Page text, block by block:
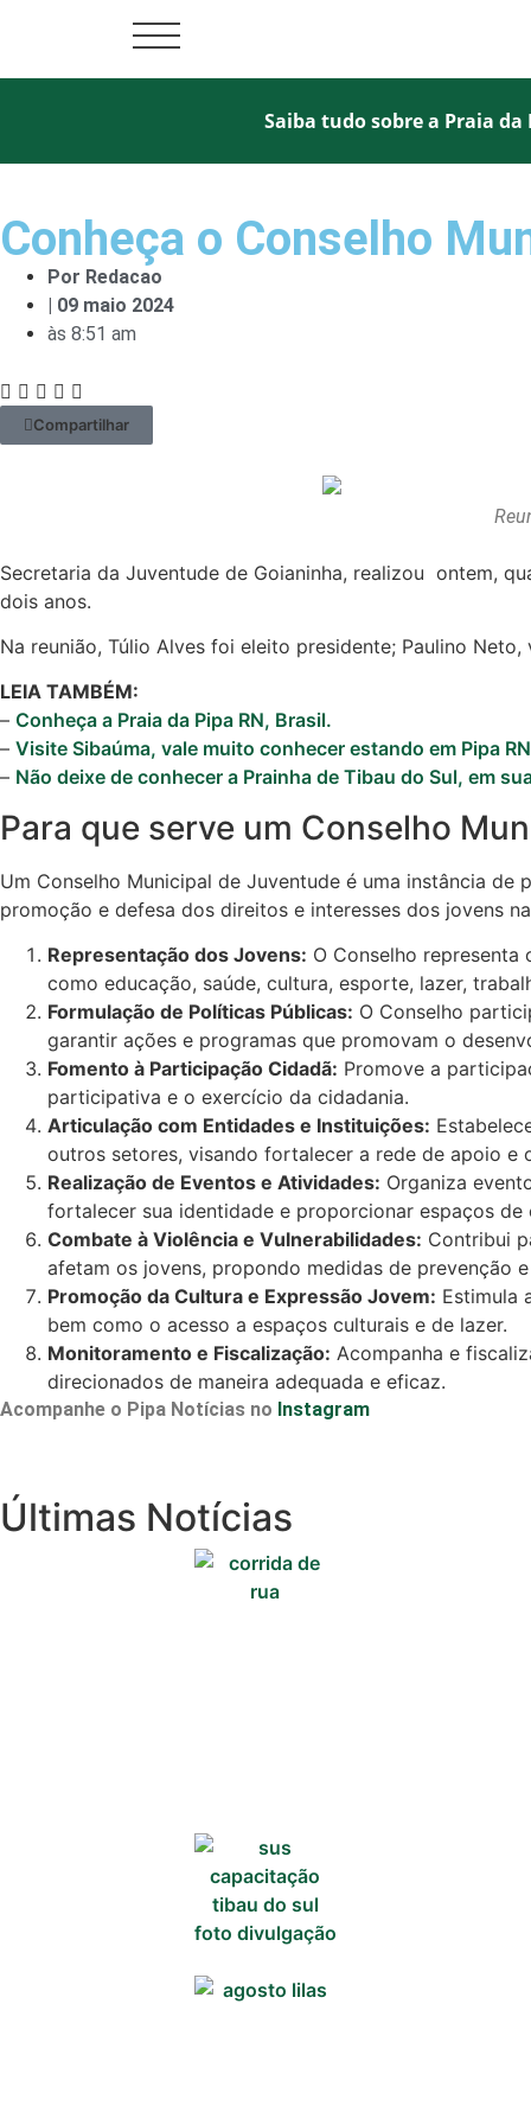
Saiba tudo sobre a Praia da
Conheça o Conselho
Por Redacao
| 09 maio 2024
às 8:51 am
Compartilhar
Secretaria da Juventude de Goianinha, realizou ontem,
dois anos.
Na reunião, Túlio Alves foi eleito presidente; Paulino
LEIA TAMBÉM:
– Conheça a Praia da Pipa RN, Brasil.
– Visite Sibaúma, vale muito conhecer estando em Pipa RN
– Não deixe de conhecer a Prainha de Tibau do Sul, em
Para que serve um Conselho
Um Conselho Municipal de Juventude é uma instância
promoção e defesa dos direitos e interesses dos jovens
Representação dos Jovens: O Conselho representa
como educação, saúde, cultura, esporte, lazer,
Formulação de Políticas Públicas: O Conselho
garantir ações e programas que promovam o
Fomento à Participação Cidadã: Promove a
participativa e o exercício da cidadania.
Articulação com Entidades e Instituições:
outros setores, visando fortalecer a rede de apoio e
Realização de Eventos e Atividades: Organiza
fortalecer sua identidade e proporcionar espaços
Combate à Violência e Vulnerabilidades: Contribui
afetam os jovens, propondo medidas de prevenção
Promoção da Cultura e Expressão Jovem: Estimula
bem como o acesso a espaços culturais e de lazer.
Monitoramento e Fiscalização: Acompanha e
direcionados de maneira adequada e eficaz.
Acompanhe o Pipa Notícias no Instagram
Últimas Notícias